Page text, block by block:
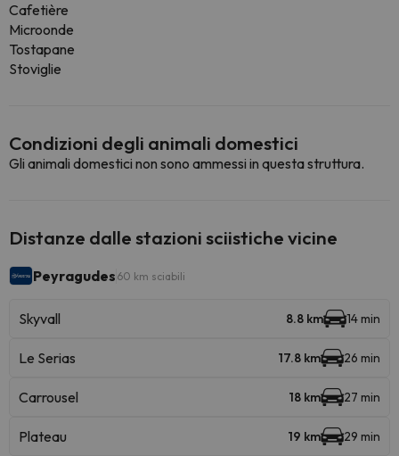
Cafetière
Microonde
Tostapane
Stoviglie
Condizioni degli animali domestici
Gli animali domestici non sono ammessi in questa struttura.
Distanze dalle stazioni sciistiche vicine
Peyragudes 60 km sciabili
Skyvall 8.8 km 14 min
Le Serias 17.8 km 26 min
Carrousel 18 km 27 min
Plateau 19 km 29 min